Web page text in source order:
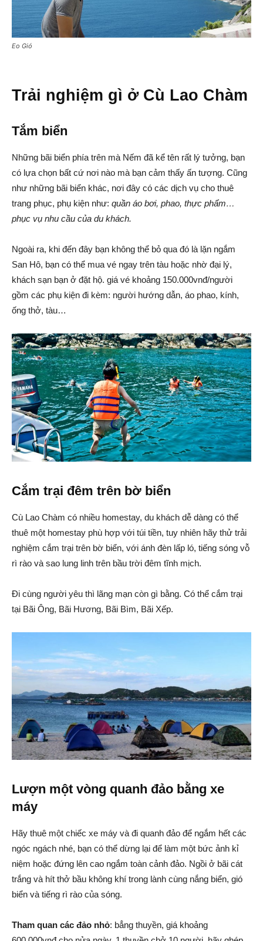
Eo Gió
Trải nghiệm gì ở Cù Lao Chàm
Tắm biển
Những bãi biển phía trên mà Nếm đã kể tên rất lý tưởng, bạn
có lựa chọn bất cứ nơi nào mà bạn cảm thấy ấn tượng. Cũng
như những bãi biển khác, nơi đây có các dịch vụ cho thuê
trang phục, phụ kiện như: quần áo bơi, phao, thực phẩm…
phục vụ nhu cầu của du khách.
Ngoài ra, khi đến đây bạn không thể bỏ qua đó là lặn ngắm
San Hô, bạn có thể mua vé ngay trên tàu hoặc nhờ đại lý,
khách sạn bạn ở đặt hộ. giá vé khoảng 150.000vnđ/người
gồm các phụ kiện đi kèm: người hướng dẫn, áo phao, kính,
ống thở, tàu…
Cắm trại đêm trên bờ biển
Cù Lao Chàm có nhiều homestay, du khách dễ dàng có thể
thuê một homestay phù hợp với túi tiền, tuy nhiên hãy thử trải
nghiệm cắm trại trên bờ biển, với ánh đèn lấp ló, tiếng sóng vỗ
rì rào và sao lung linh trên bầu trời đêm tĩnh mịch.
Đi cùng người yêu thì lãng mạn còn gì bằng. Có thể cắm trại
tại Bãi Ông, Bãi Hương, Bãi Bìm, Bãi Xếp.
Lượn một vòng quanh đảo bằng xe
máy
Hãy thuê một chiếc xe máy và đi quanh đảo để ngắm hết các
ngóc ngách nhé, bạn có thể dừng lại để làm một bức ảnh kỉ
niệm hoặc đứng lên cao ngắm toàn cảnh đảo. Ngồi ở bãi cát
trắng và hít thở bầu không khí trong lành cùng nắng biển, gió
biển và tiếng rì rào của sóng.
Tham quan các đảo nhỏ: bẳng thuyền, giá khoảng